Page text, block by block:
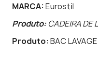
MARCA:Eurostil
Produto: CADEIRA DE
Produto:BAC